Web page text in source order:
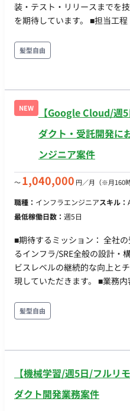
装・テスト・リリースまでを
を期待しています。 ■担当工程（業務範囲） Tech Leadとし
Full Stack Engineerと連携し
まで推進いただきます。 ・
計 ・フロント/バックエンド/
（React/Vite/TypeScript、
PostgreSQLを用いたDB設計
ト構成の設計 ・LLM/
アップロード/画像解析の設
IaC（AWS CDK等）およびCI/
設計 ・コードレビュー、技術
ド企業との技術調整、Full Stack
境 - プログラミング：React,
HTML - FW：AWS, Vite, AWS
Cognito, SQS
髪型自由
NEW
【Google Cloud/週
ダクト・受託開発に
ンジニア案件
〜1,040,000 円／月 （※月160
職種： インフラエンジニアスキル：
最低稼働日数： 週5日
■期待するミッション： 全社
るインフラ/SRE全般の設計・
ビスレベルの継続的な向上と
現していただきます。 ■業務内容・担当工程： 【要件定義・設
ダクトおよび受託開発プロジ
計とTerraformによる構築 ・
Google Cloudの利用ポリシ
の向上） ・受託開発で利用す
築 ・SLO/SLAの設定、ログ収
害発生時の対応フローの策定
髪型自由
【機械学習/週5日/フルリ
ダクト開発業務案件